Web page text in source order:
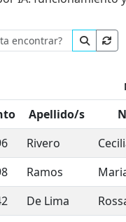
Apellido/s
Rivero
Ramos
De Lima